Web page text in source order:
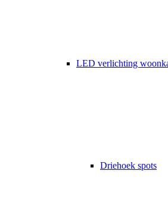
LED verlichting
Driehoek spots